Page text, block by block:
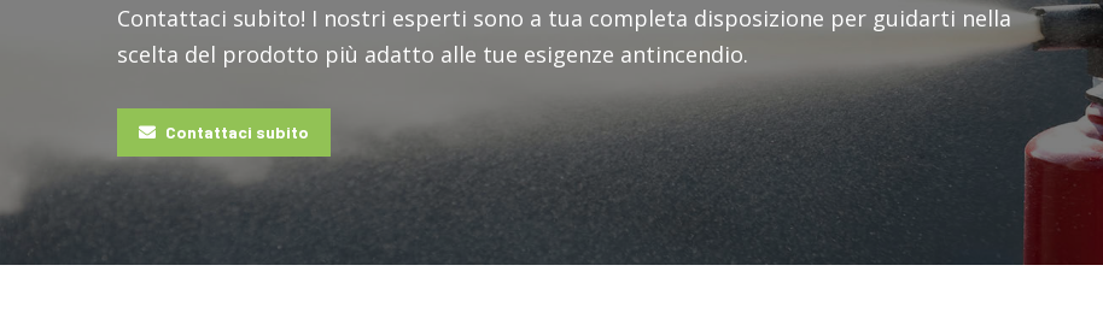
Contattaci subito! I nostri esperti sono a tua completa disposizione per guidarti nella
scelta del prodotto più adatto alle tue esigenze antincendio.
Contattaci subito